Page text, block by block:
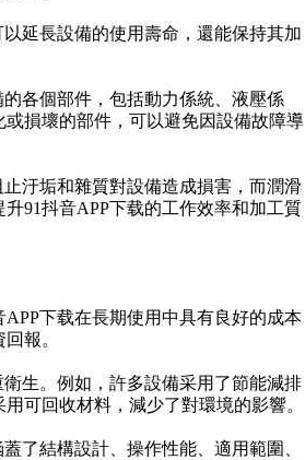
延長設備的使用壽命，還能保持其加
各個部件，包括動力係統、液壓係
損壞的部件，可以避免因設備故障導
汙垢和雜質對設備造成損害，而潤滑
91抖音APP下载的工作效率和加工質
下载在長期使用中具有良好的成本
報。
生。例如，許多設備采用了節能減排
可回收材料，減少了對環境的影響。
了結構設計、操作性能、適用範圍、